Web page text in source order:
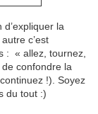
la
c’est
: « allez, tournez,
confondre la
!). Soyez
du tout :)